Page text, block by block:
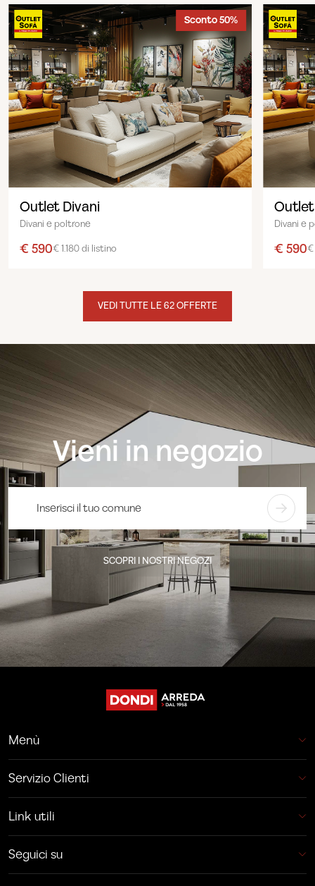
Sconto 50%
Outlet Divani
Divani e poltrone
€ 590€ 1.180 di listino
Divani e
€ 590€
VEDI TUTTE LE 62 OFFERTE
Vieni in negozio
SCOPRI I NOSTRI NEGOZI
Menù
Servizio Clienti
Link utili
Seguici su